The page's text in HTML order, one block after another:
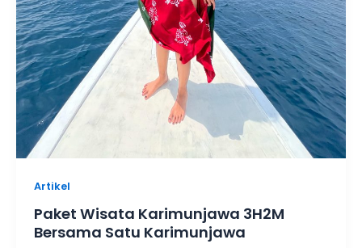
Artikel
Paket Wisata Karimunjawa 3H2M
Bersama Satu Karimunjawa